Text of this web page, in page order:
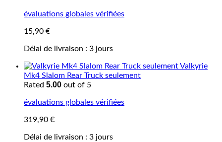
évaluations globales vérifiées
15,90 €
Délai de livraison : 3 jours
Valkyrie
Mk4 Slalom Rear Truck seulement
Rated 5.00 out of 5
évaluations globales vérifiées
319,90 €
Délai de livraison : 3 jours